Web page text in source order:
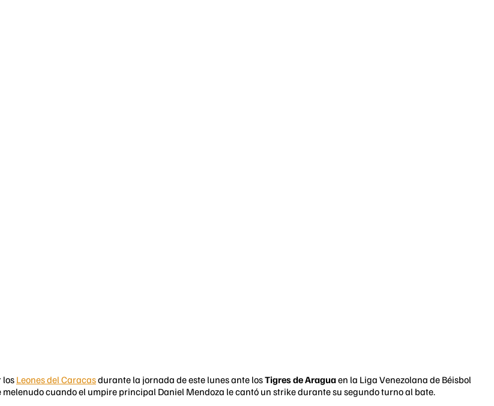
los Leones del Caracasdurante la jornada de este lunes ante losTigres de Araguaen la Liga Venezolana de Béisbol
cuando el umpire principal Daniel Mendoza le cantó un strike durante su segundo turno al bate.